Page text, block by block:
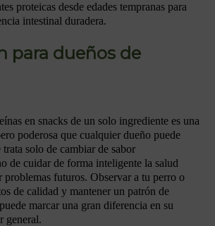
proteicas desde edades tempranas para
intestinal duradera.
para dueños de
en snacks de un solo ingrediente es una
poderosa que cualquier dueño puede
solo de cambiar de sabor
de cuidar de forma inteligente la salud
problemas futuros. Observar a tu perro o
de calidad y mantener un patrón de
marcar una gran diferencia en su
general.